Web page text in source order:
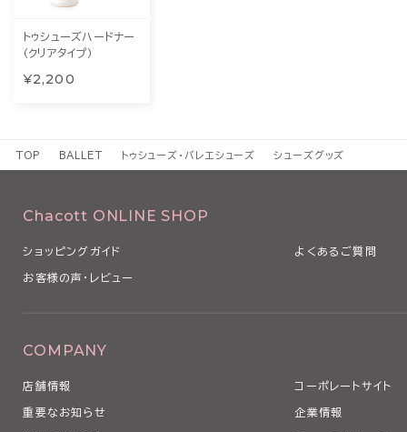
トゥシューズハードナー
（クリアタイプ）
¥2,200
TOP BALLET トゥシューズ・バレエシューズ シューズグッズ
Chacott ONLINE SHOP
ショッピングガイド よくあるご質問
お客様の声・レビュー
COMPANY
店舗情報 コーポレートサイト
重要なお知らせ 企業情報